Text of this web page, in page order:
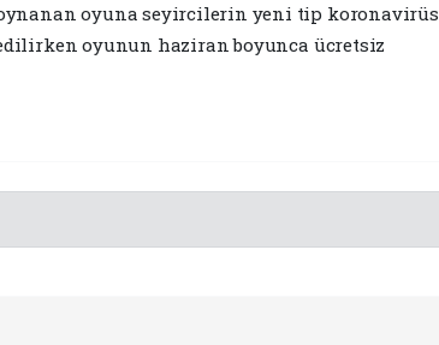
oynanan oyuna seyircilerin yeni tip koronavirüs
oyunun haziran boyunca ücretsiz